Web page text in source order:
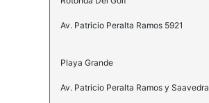
Av. Patricio Peralta Ramos 5921
Playa Grande
Av. Patricio Peralta Ramos y Saavedra